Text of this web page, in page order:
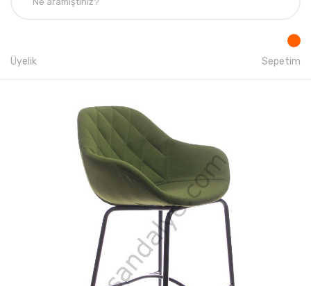
Üyelik Sepetim